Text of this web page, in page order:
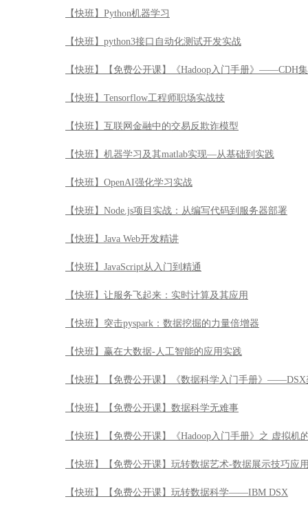
【快班】Python机器学习
【快班】python3接口自动化测试开发实战
【快班】【免费公开课】《Hadoop入门手册》——CDH
【快班】Tensorflow工程师职场实战技
【快班】互联网金融中的交易反欺诈模型
【快班】机器学习及其matlab实现—从基础到实践
【快班】OpenAI强化学习实战
【快班】Node.js项目实战：从编写代码到服务器部署
【快班】Java Web开发精讲
【快班】JavaScript从入门到精通
【快班】让服务飞起来：实时计算及其应用
【快班】突击pyspark：数据挖掘的力量倍增器
【快班】赢在大数据-人工智能的应用实践
【快班】【免费公开课】《数据科学入门手册》
【快班】【免费公开课】数据科学无难事
【快班】【免费公开课】《Hadoop入门手册》之 虚拟机
【快班】【免费公开课】玩转数据艺术-数据展示技巧应
【快班】【免费公开课】玩转数据科学——IBM DSX